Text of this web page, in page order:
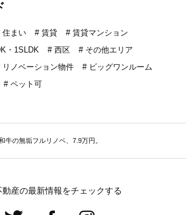
住まい 賃貸
賃貸マンション
・1SLDK 西区
その他エリア
リノベーション物件
ビッグワンルーム
ペット可
牛の無垢フルリノベ、7.9万円。
動産の最新情報をチェックする